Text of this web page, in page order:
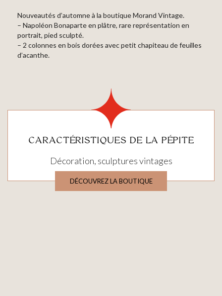
Nouveautés d’automne à la boutique Morand Vintage.
– Napoléon Bonaparte en plâtre, rare représentation en
portrait, pied sculpté.
– 2 colonnes en bois dorées avec petit chapiteau de feuilles
d’acanthe.
CARACTÉRISTIQUES DE LA PÉPITE
Décoration, sculptures vintages
DÉCOUVREZ LA BOUTIQUE